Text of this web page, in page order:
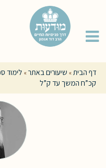
דף הבית» שיעורים באתר» לימוד
קכ”ח המשך עד ק”ל